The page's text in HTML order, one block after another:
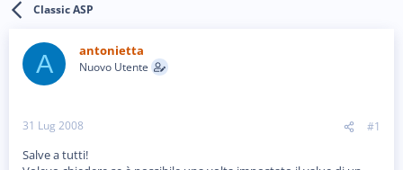
r
e
D
c
s
s
i
n
Classic ASP
A antonietta
Nuovo Utente
31 Lug 2008 #1
Salve a tutti!